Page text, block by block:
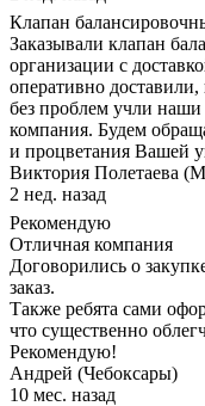
Клапан
Заказывали клапан
организации с
оперативно
без проблем учли
компания. Будем
и процветания Вашей
Виктория Полетаева
2 нед. назад
Рекомендую
Отличная компания
Договорились о
заказ.
Также ребята сами
что существенно
Рекомендую!
Андрей (Чебоксары)
10 мес. назад